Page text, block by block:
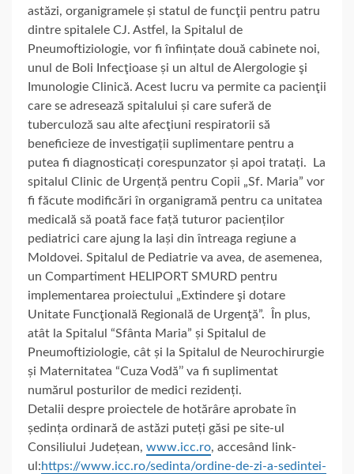
astăzi, organigramele și statul de funcţii pentru patru
dintre spitalele CJ. Astfel, la Spitalul de
Pneumoftiziologie, vor fi înființate două cabinete noi,
unul de Boli Infecţioase și un altul de Alergologie şi
Imunologie Clinică. Acest lucru va permite ca pacienţii
care se adresează spitalului și care suferă de
tuberculoză sau alte afecţiuni respiratorii să
beneficieze de investigații suplimentare pentru a
putea fi diagnosticați corespunzator și apoi tratați. La
spitalul Clinic de Urgență pentru Copii „Sf. Maria” vor
fi făcute modificări în organigramă pentru ca unitatea
medicală să poată face față tuturor pacienților
pediatrici care ajung la Iași din întreaga regiune a
Moldovei. Spitalul de Pediatrie va avea, de asemenea,
un Compartiment HELIPORT SMURD pentru
implementarea proiectului „Extindere şi dotare
Unitate Funcţională Regională de Urgenţă”. În plus,
atât la Spitalul “Sfânta Maria” și Spitalul de
Pneumoftiziologie, cât și la Spitalul de Neurochirurgie
și Maternitatea “Cuza Vodă’’ va fi suplimentat
numărul posturilor de medici rezidenți.
Detalii despre proiectele de hotărâre aprobate în
ședința ordinară de astăzi puteți găsi pe site-ul
Consiliului Județean, www.icc.ro, accesând link-
ul:https://www.icc.ro/sedinta/ordine-de-zi-a-sedintei-